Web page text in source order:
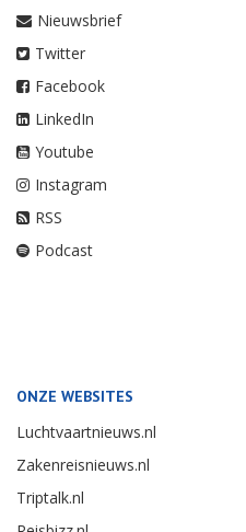
Nieuwsbrief
Twitter
Facebook
LinkedIn
Youtube
Instagram
RSS
Podcast
ONZE WEBSITES
Luchtvaartnieuws.nl
Zakenreisnieuws.nl
Triptalk.nl